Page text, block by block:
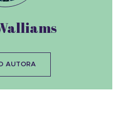
AUTORA